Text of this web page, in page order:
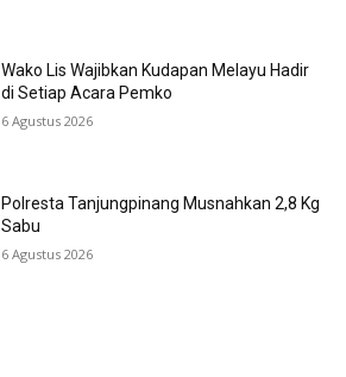
Wako Lis Wajibkan Kudapan Melayu Hadir
di Setiap Acara Pemko
6 Agustus 2026
Polresta Tanjungpinang Musnahkan 2,8 Kg
Sabu
6 Agustus 2026